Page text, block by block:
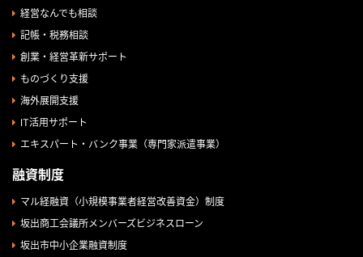
経営なんでも相談
記帳・税務相談
創業・経営革新サポート
ものづくり支援
海外展開支援
IT活用サポート
エキスパート・バンク事業（専門家派遣事業）
融資制度
マル経融資（小規模事業者経営改善資金）制度
坂出商工会議所メンバーズビジネスローン
坂出市中小企業融資制度